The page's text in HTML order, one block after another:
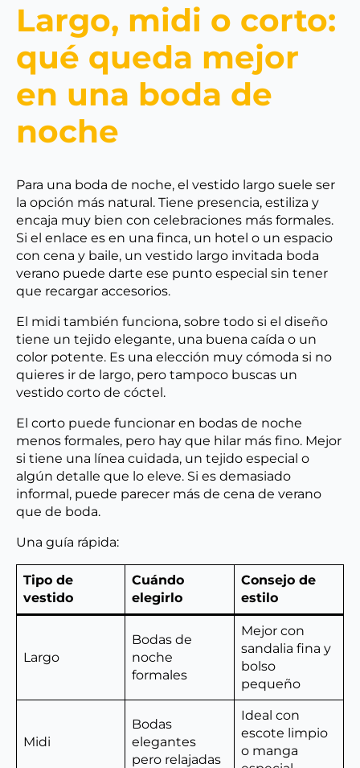
Largo, midi o corto:
qué queda mejor
en una boda de
noche
Para una boda de noche, el vestido largo suele ser
la opción más natural. Tiene presencia, estiliza y
encaja muy bien con celebraciones más formales.
Si el enlace es en una finca, un hotel o un espacio
con cena y baile, un vestido largo invitada boda
verano puede darte ese punto especial sin tener
que recargar accesorios.
El midi también funciona, sobre todo si el diseño
tiene un tejido elegante, una buena caída o un
color potente. Es una elección muy cómoda si no
quieres ir de largo, pero tampoco buscas un
vestido corto de cóctel.
El corto puede funcionar en bodas de noche
menos formales, pero hay que hilar más fino. Mejor
si tiene una línea cuidada, un tejido especial o
algún detalle que lo eleve. Si es demasiado
informal, puede parecer más de cena de verano
que de boda.
Una guía rápida:
Tipo de
vestido
Cuándo
elegirlo
Consejo de
estilo
Largo
Bodas de
noche
formales
Mejor con
sandalia fina y
bolso
pequeño
Midi
Bodas
elegantes
pero relajadas
Ideal con
escote limpio
o manga